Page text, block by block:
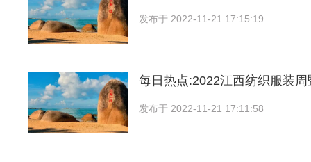
发布于 2022-11-21 17:15:19
每日热点:2022江西纺织服装
发布于 2022-11-21 17:11:58